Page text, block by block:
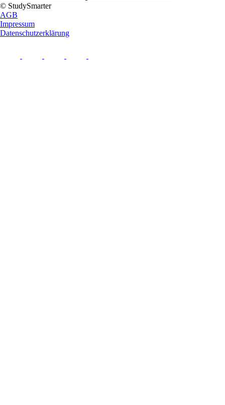
© StudySmarter
AGB
Impressum
Datenschutzerklärung